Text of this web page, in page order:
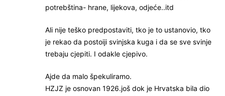
potrebština- hrane, lijekova, odjeće..itd
Ali nije teško predpostaviti, tko je to ustanovio, tko
je rekao da postoiji svinjska kuga i da se sve svinje
trebaju cjepiti. I odakle cjepivo.
Ajde da malo špekuliramo.
HZJZ je osnovan 1926.još dok je Hrvatska bila dio